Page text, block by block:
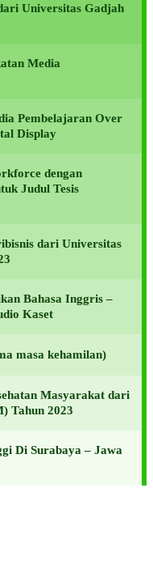
Universitas Gadjah
Media
Pembelajaran Over
Display
dengan
Judul Tesis
dari Universitas
Bahasa Inggris –
Kaset
masa kehamilan)
Masyarakat dari
Tahun 2023
Di Surabaya – Jawa